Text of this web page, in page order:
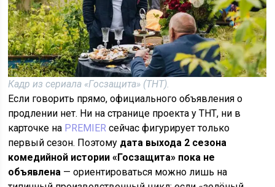
Кадр из сериала «Госзащита» (ТНТ).
Если говорить прямо, официального объявления о
продлении нет. Ни на странице проекта у ТНТ, ни в
карточке на PREMIER сейчас фигурирует только
первый сезон. Поэтому дата выхода 2 сезона
комедийной истории «Госзащита» пока не
объявлена — ориентироваться можно лишь на